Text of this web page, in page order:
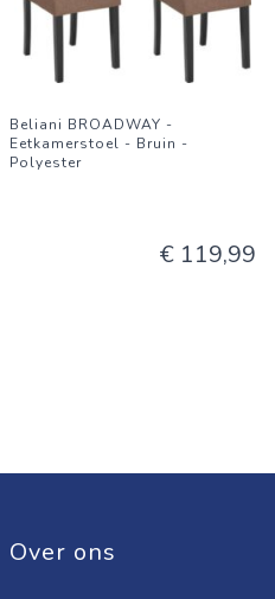
Beliani BROADWAY -
Eetkamerstoel - Bruin -
Polyester
€ 119,99
Over ons